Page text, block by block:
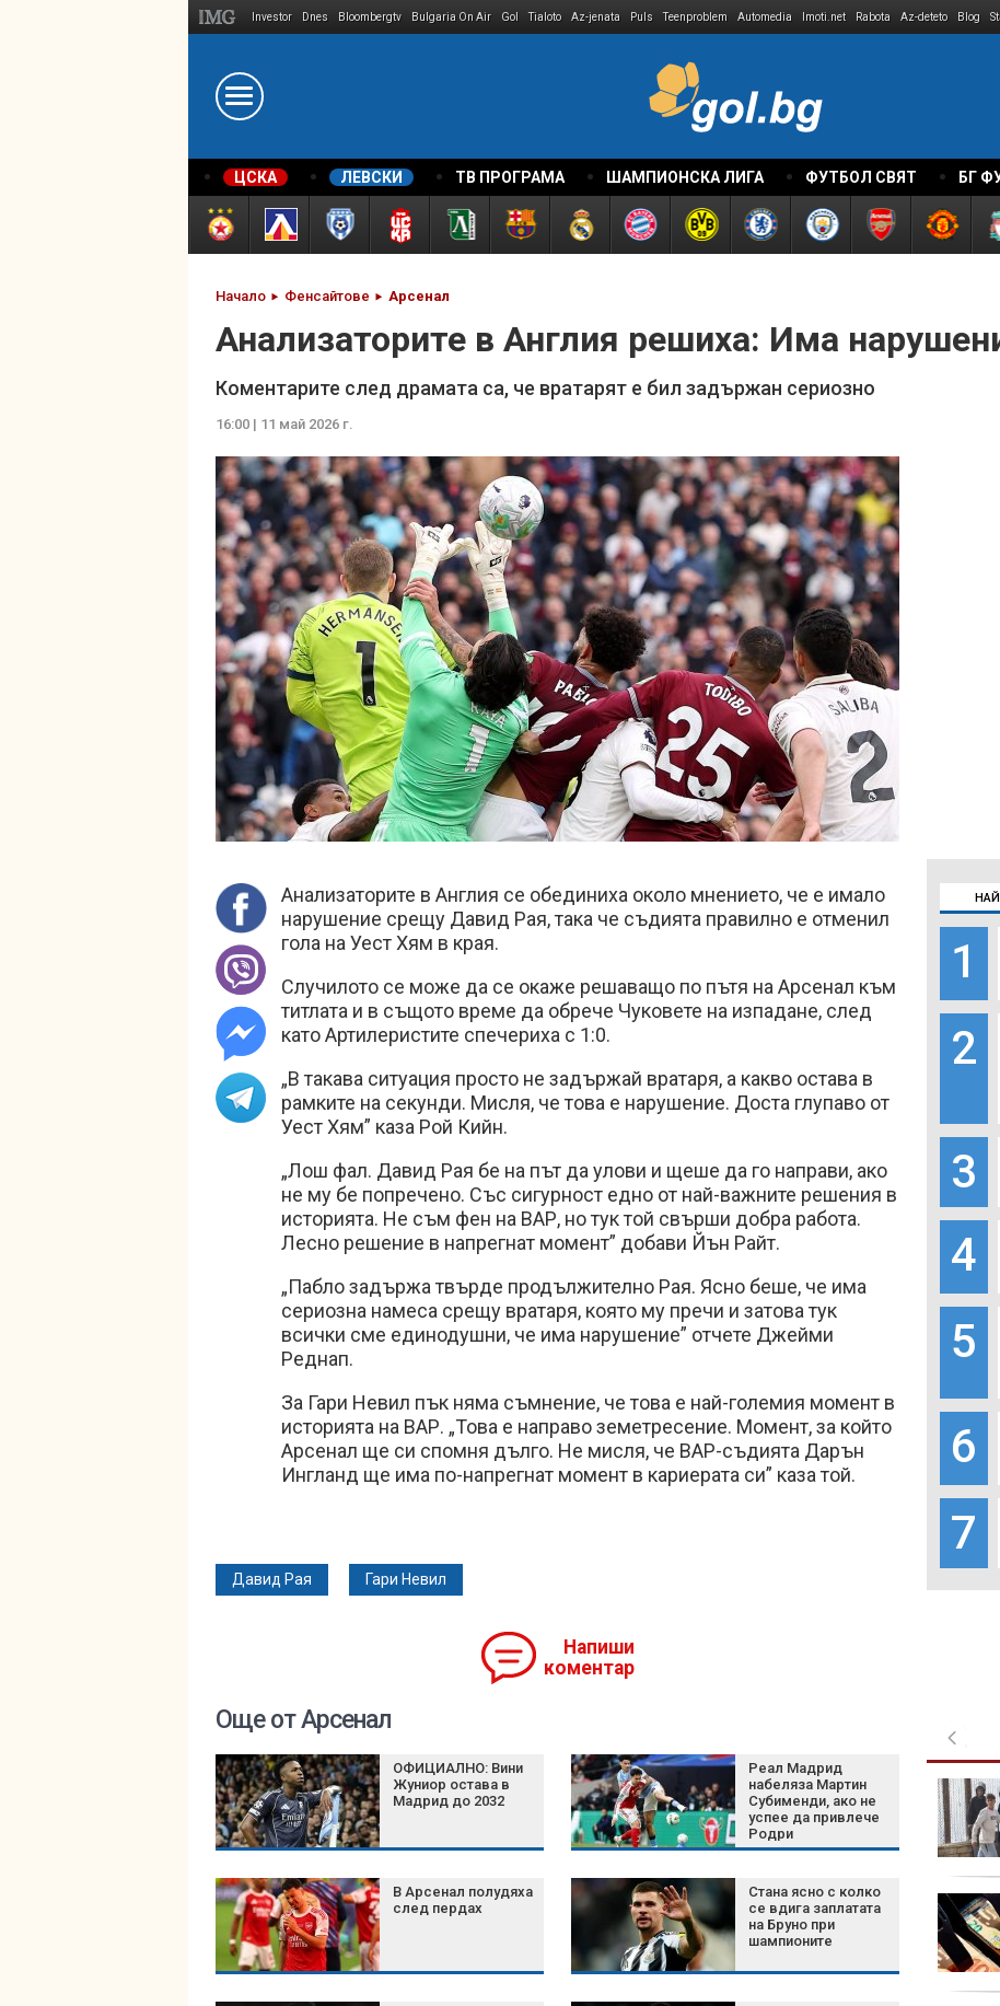
Investor Dnes Bloombergtv Bulgaria On Air Gol Tialoto Az-jenata Puls Teenproblem Automedia Imoti.net Rabota Az-deteto Blog
ЦСКА ЛЕВСКИ ТВ ПРОГРАМА ШАМПИОНСКА ЛИГА ФУТБОЛ СВЯТ БГ
Начало Фенсайтове Арсенал
Анализаторите в Англия решиха: Има
Коментарите след драмата са, че вратарят е бил задържан сериозно
16:00 | 11 май 2026 г.
Анализаторите в Англия се обединиха около мнението, че е имало
нарушение срещу Давид Рая, така че съдията правилно е отменил
гола на Уест Хям в края.
Случилото се може да се окаже решаващо по пътя на Арсенал към
титлата и в същото време да обрече Чуковете на изпадане, след
като Артилеристите спечериха с 1:0.
„В такава ситуация просто не задържай вратаря, а какво остава в
рамките на секунди. Мисля, че това е нарушение. Доста глупаво от
Уест Хям” каза Рой Кийн.
„Лош фал. Давид Рая бе на път да улови и щеше да го направи, ако
не му бе попречено. Със сигурност едно от най-важните решения в
историята. Не съм фен на ВАР, но тук той свърши добра работа.
Лесно решение в напрегнат момент” добави Йън Райт.
„Пабло задържа твърде продължително Рая. Ясно беше, че има
сериозна намеса срещу вратаря, която му пречи и затова тук
всички сме единодушни, че има нарушение” отчете Джейми
Реднап.
За Гари Невил пък няма съмнение, че това е най-големия момент в
историята на ВАР. „Това е направо земетресение. Момент, за който
Арсенал ще си спомня дълго. Не мисля, че ВАР-съдията Дарън
Ингланд ще има по-напрегнат момент в кариерата си” каза той.
Давид Рая Гари Невил
Напиши
коментар
1
2
3
4
5
6
7
Още от Арсенал
ОФИЦИАЛНО: Вини
Жуниор остава в
Мадрид до 2032
Реал Мадрид
набеляза Мартин
Субименди, ако не
успее да привлече
Родри
В Арсенал полудяха
след пердах
Стана ясно с колко
се вдига заплатата
на Бруно при
шампионите
Крокодили край
домовете:
Покачването на
езерата в Кения носи
Паника и евакуация
след стрелбата в
училище в Тайланд